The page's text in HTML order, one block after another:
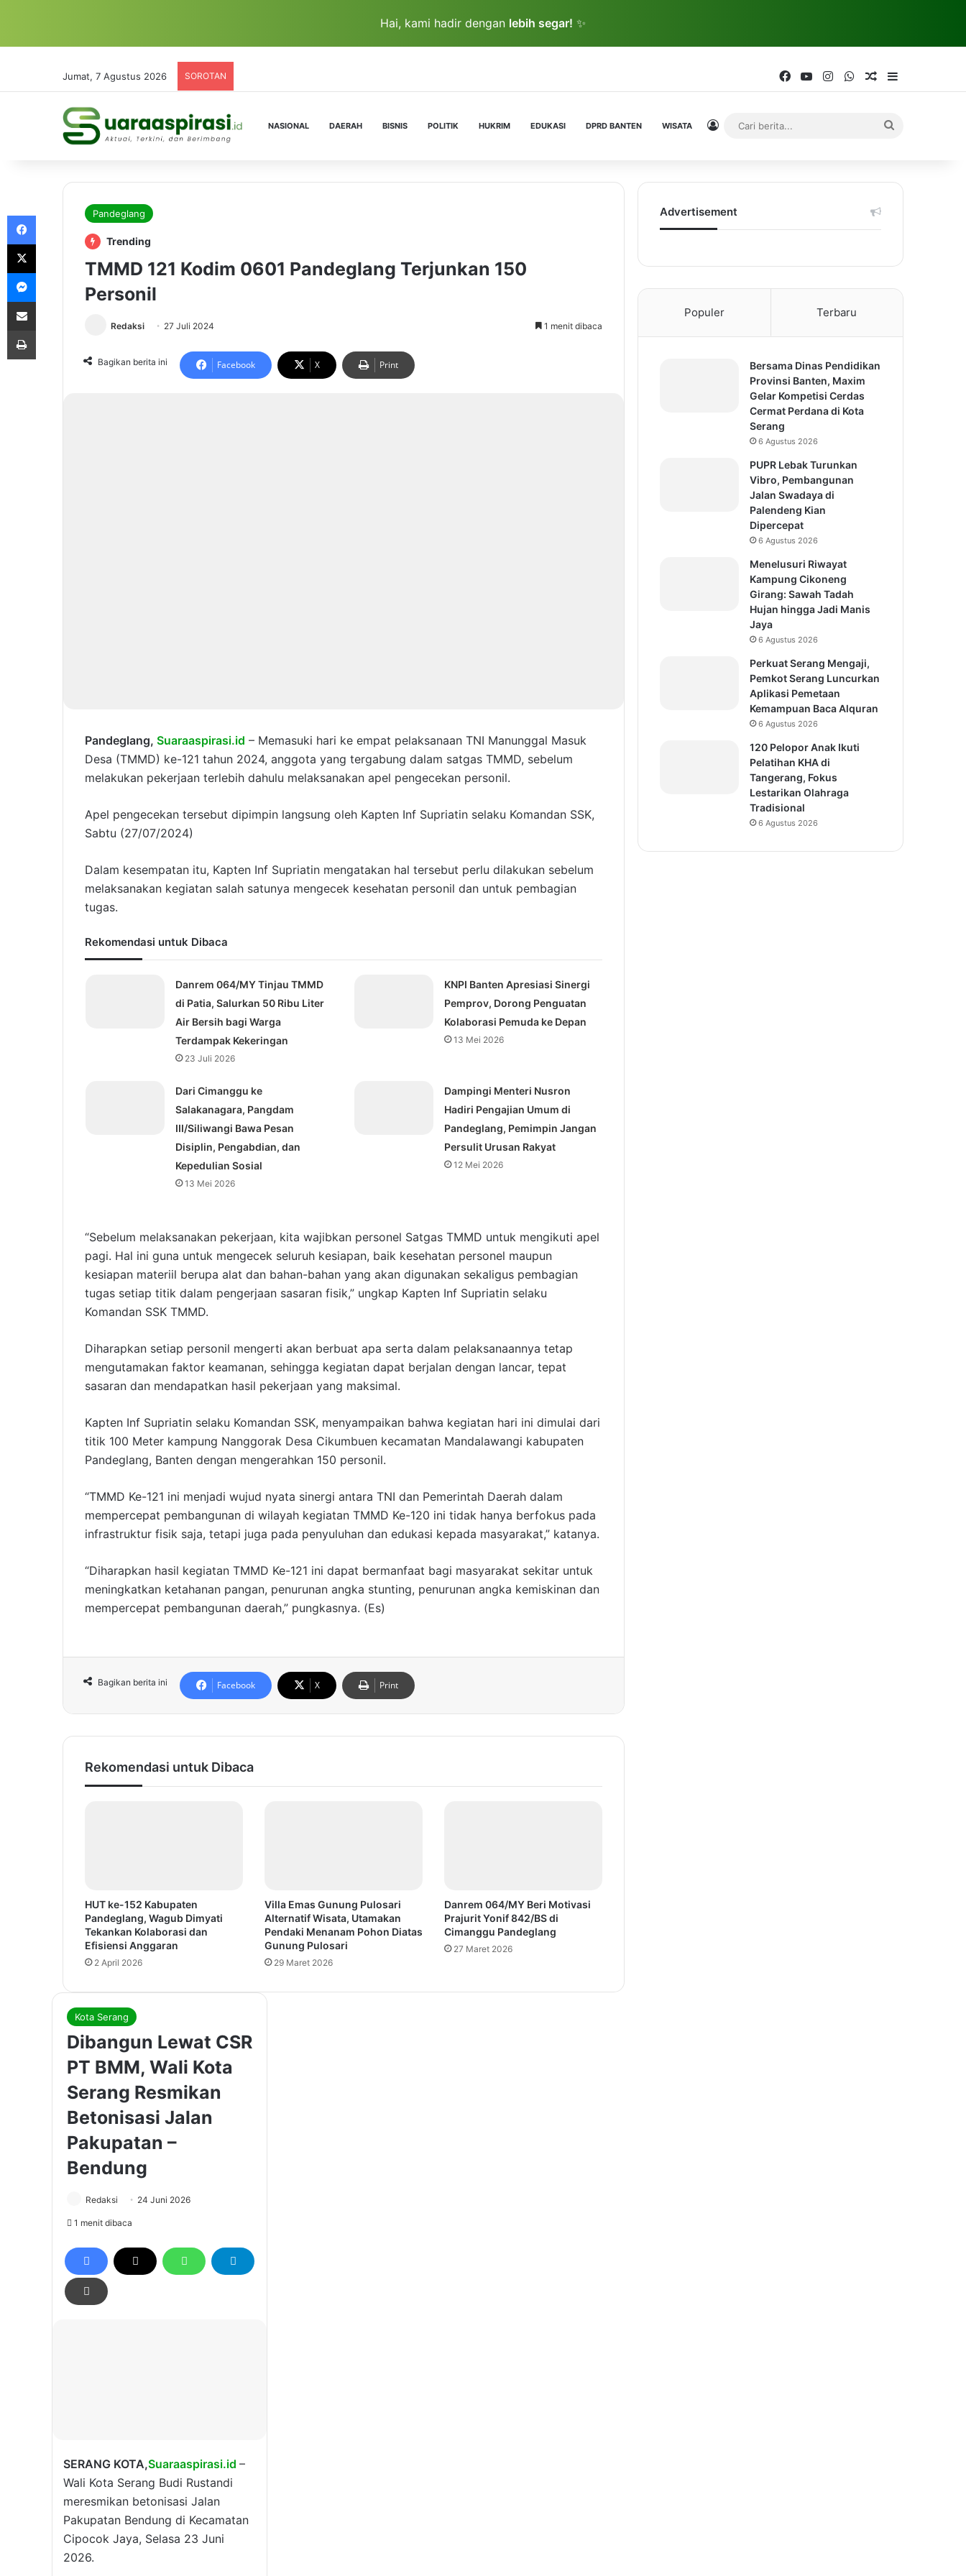
Hai, kami hadir dengan lebih segar! ✨
Jumat, 7 Agustus 2026 SOROTAN FacebookYouTubeInstagramWhatsAppRandom Article
NASIONAL DAERAH BISNIS POLITIK HUKRIM EDUKASI DPRD BANTEN WISATA Log In
Pandeglang
Trending
TMMD 121 Kodim 0601 Pandeglang Terjunkan 150
Personil
Redaksi 27 Juli 2024 1 menit dibaca
Bagikan berita ini Facebook X Print
Pandeglang, Suaraaspirasi.id – Memasuki hari ke empat pelaksanaan TNI Manunggal Masuk
Desa (TMMD) ke-121 tahun 2024, anggota yang tergabung dalam satgas TMMD, sebelum
melakukan pekerjaan terlebih dahulu melaksanakan apel pengecekan personil.
Apel pengecekan tersebut dipimpin langsung oleh Kapten Inf Supriatin selaku Komandan SSK,
Sabtu (27/07/2024)
Dalam kesempatan itu, Kapten Inf Supriatin mengatakan hal tersebut perlu dilakukan sebelum
melaksanakan kegiatan salah satunya mengecek kesehatan personil dan untuk pembagian
tugas.
Rekomendasi untuk Dibaca
Danrem 064/MY Tinjau TMMD
di Patia, Salurkan 50 Ribu Liter
Air Bersih bagi Warga
Terdampak Kekeringan
23 Juli 2026
KNPI Banten Apresiasi Sinergi
Pemprov, Dorong Penguatan
Kolaborasi Pemuda ke Depan
13 Mei 2026
Dari Cimanggu ke
Salakanagara, Pangdam
III/Siliwangi Bawa Pesan
Disiplin, Pengabdian, dan
Kepedulian Sosial
13 Mei 2026
Dampingi Menteri Nusron
Hadiri Pengajian Umum di
Pandeglang, Pemimpin Jangan
Persulit Urusan Rakyat
12 Mei 2026
“Sebelum melaksanakan pekerjaan, kita wajibkan personel Satgas TMMD untuk mengikuti apel
pagi. Hal ini guna untuk mengecek seluruh kesiapan, baik kesehatan personel maupun
kesiapan materiil berupa alat dan bahan-bahan yang akan digunakan sekaligus pembagian
tugas setiap titik dalam pengerjaan sasaran fisik,” ungkap Kapten Inf Supriatin selaku
Komandan SSK TMMD.
Diharapkan setiap personil mengerti akan berbuat apa serta dalam pelaksanaannya tetap
mengutamakan faktor keamanan, sehingga kegiatan dapat berjalan dengan lancar, tepat
sasaran dan mendapatkan hasil pekerjaan yang maksimal.
Kapten Inf Supriatin selaku Komandan SSK, menyampaikan bahwa kegiatan hari ini dimulai dari
titik 100 Meter kampung Nanggorak Desa Cikumbuen kecamatan Mandalawangi kabupaten
Pandeglang, Banten dengan mengerahkan 150 personil.
“TMMD Ke-121 ini menjadi wujud nyata sinergi antara TNI dan Pemerintah Daerah dalam
mempercepat pembangunan di wilayah kegiatan TMMD Ke-120 ini tidak hanya berfokus pada
infrastruktur fisik saja, tetapi juga pada penyuluhan dan edukasi kepada masyarakat,” katanya.
“Diharapkan hasil kegiatan TMMD Ke-121 ini dapat bermanfaat bagi masyarakat sekitar untuk
meningkatkan ketahanan pangan, penurunan angka stunting, penurunan angka kemiskinan dan
mempercepat pembangunan daerah,” pungkasnya. (Es)
Bagikan berita ini Facebook X Print
Rekomendasi untuk Dibaca
HUT ke-152 Kabupaten
Pandeglang, Wagub Dimyati
Tekankan Kolaborasi dan
Efisiensi Anggaran
2 April 2026
Villa Emas Gunung Pulosari
Alternatif Wisata, Utamakan
Pendaki Menanam Pohon Diatas
Gunung Pulosari
29 Maret 2026
Danrem 064/MY Beri Motivasi
Prajurit Yonif 842/BS di
Cimanggu Pandeglang
27 Maret 2026
Advertisement
Populer Terbaru
Bersama Dinas Pendidikan
Provinsi Banten, Maxim
Gelar Kompetisi Cerdas
Cermat Perdana di Kota
Serang
6 Agustus 2026
PUPR Lebak Turunkan
Vibro, Pembangunan
Jalan Swadaya di
Palendeng Kian
Dipercepat
6 Agustus 2026
Menelusuri Riwayat
Kampung Cikoneng
Girang: Sawah Tadah
Hujan hingga Jadi Manis
Jaya
6 Agustus 2026
Perkuat Serang Mengaji,
Pemkot Serang Luncurkan
Aplikasi Pemetaan
Kemampuan Baca Alquran
6 Agustus 2026
120 Pelopor Anak Ikuti
Pelatihan KHA di
Tangerang, Fokus
Lestarikan Olahraga
Tradisional
6 Agustus 2026